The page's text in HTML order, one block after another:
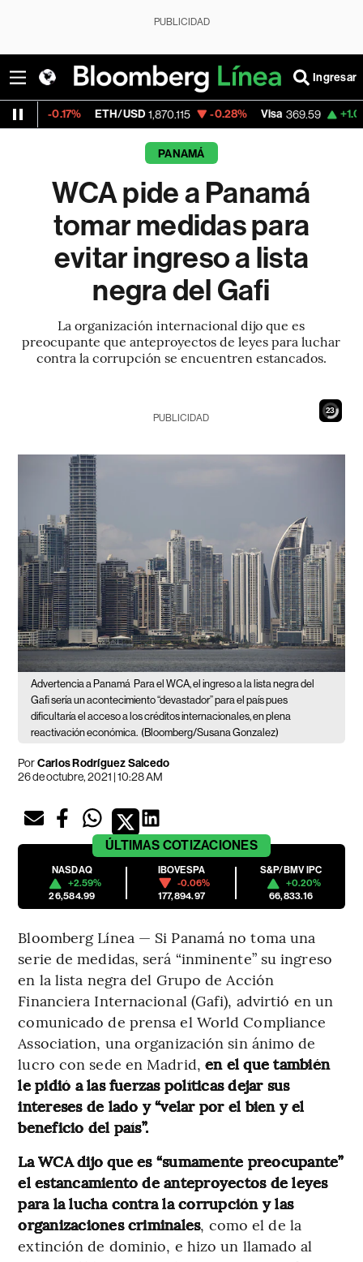
PUBLICIDAD
Ingresar
ETH/USD 1,870.115 -0.28% Visa 369.59 +1.07%
PANAMÁ
WCA pide a Panamá
tomar medidas para
evitar ingreso a lista
negra del Gafi
La organización internacional dijo que es
preocupante que anteproyectos de leyes para luchar
contra la corrupción se encuentren estancados.
21
PUBLICIDAD
Advertencia a Panamá Para el WCA, el ingreso a la lista negra del
Gafi sería un acontecimiento “devastador” para el país pues
dificultaría el acceso a los créditos internacionales, en plena
reactivación económica. (Bloomberg/Susana Gonzalez)
PorCarlos Rodríguez Salcedo
26 de octubre, 2021 | 10:28 AM
ÚLTIMAS COTIZACIONES
NASDAQ
+2.59%
26,584.99
IBOVESPA
-0.06%
177,894.97
S&P/BMV IPC
+0.20%
66,833.16
Bloomberg Línea — Si Panamá no toma una
serie de medidas, será “inminente” su ingreso
en la lista negra del Grupo de Acción
Financiera Internacional (Gafi), advirtió en un
comunicado de prensa el World Compliance
Association, una organización sin ánimo de
lucro con sede en Madrid, en el que también
le pidió a las fuerzas políticas dejar sus
intereses de lado y “velar por el bien y el
beneficio del país”.
La WCA dijo que es “sumamente preocupante”
el estancamiento de anteproyectos de leyes
para la lucha contra la corrupción y las
organizaciones criminales, como el de la
extinción de dominio, e hizo un llamado al